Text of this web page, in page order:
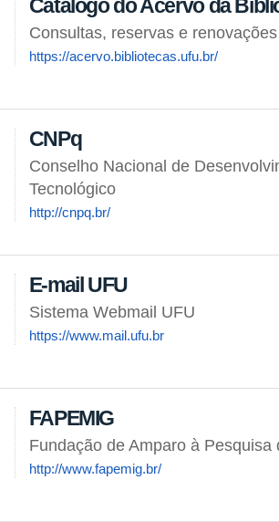
Catálogo do Acervo da
Consultas, reservas e renovações
https://acervo.bibliotecas.ufu.br/
CNPq
Conselho Nacional de
Tecnológico
http://cnpq.br/
E-mail UFU
Sistema Webmail UFU
https://www.mail.ufu.br
FAPEMIG
Fundação de Amparo à
http://www.fapemig.br/